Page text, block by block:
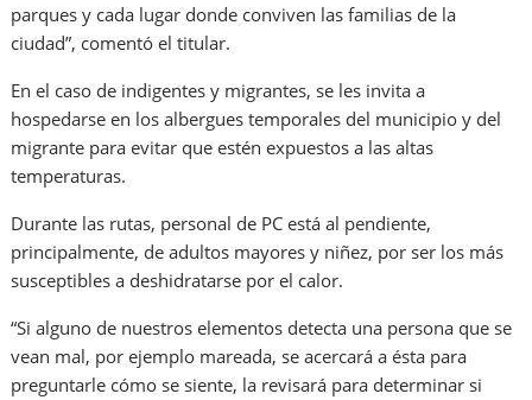
parques y cada lugar donde conviven las familias de la
ciudad”, comentó el titular.
En el caso de indigentes y migrantes, se les invita a
hospedarse en los albergues temporales del municipio y del
migrante para evitar que estén expuestos a las altas
temperaturas.
Durante las rutas, personal de PC está al pendiente,
principalmente, de adultos mayores y niñez, por ser los más
susceptibles a deshidratarse por el calor.
“Si alguno de nuestros elementos detecta una persona que se
vean mal, por ejemplo mareada, se acercará a ésta para
preguntarle cómo se siente, la revisará para determinar si